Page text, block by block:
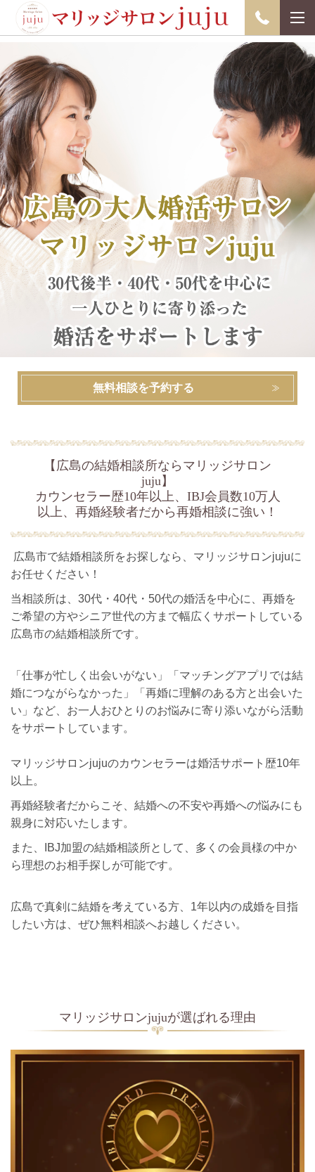
無料相談を予約する
【広島の結婚相談所ならマリッジサロン
juju】
カウンセラー歴10年以上、IBJ会員数10万人
以上、再婚経験者だから再婚相談に強い！
広島市で結婚相談所をお探しなら、マリッジサロンjujuに
お任せください！
当相談所は、30代・40代・50代の婚活を中心に、再婚を
ご希望の方やシニア世代の方まで幅広くサポートしている
広島市の結婚相談所です。
「仕事が忙しく出会いがない」「マッチングアプリでは結
婚につながらなかった」「再婚に理解のある方と出会いた
い」など、お一人おひとりのお悩みに寄り添いながら活動
をサポートしています。
マリッジサロンjujuのカウンセラーは婚活サポート歴10年
以上。
再婚経験者だからこそ、結婚への不安や再婚への悩みにも
親身に対応いたします。
また、IBJ加盟の結婚相談所として、多くの会員様の中か
ら理想のお相手探しが可能です。
広島で真剣に結婚を考えている方、1年以内の成婚を目指
したい方は、ぜひ無料相談へお越しください。
マリッジサロンjujuが選ばれる理由